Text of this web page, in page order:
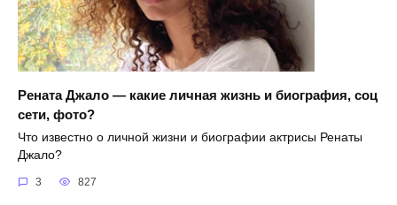
Рената Джало — какие личная жизнь и биография, соц
сети, фото?
Что известно о личной жизни и биографии актрисы Ренаты
Джало?
3 827